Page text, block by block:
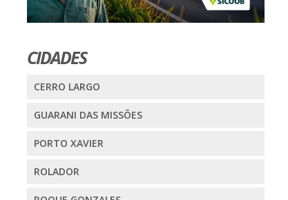
CIDADES
CERRO LARGO
GUARANI DAS MISSÕES
PORTO XAVIER
ROLADOR